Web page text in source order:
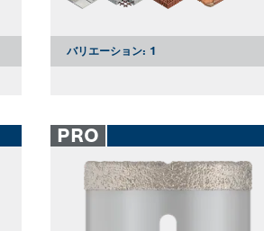
バリエーション: 1
PRO